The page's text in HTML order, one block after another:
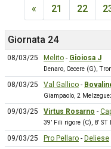
« 21 22
Giornata 24
08/03/25 Melito - Gioiosa J
Denaro, Cecere (G),
08/03/25 Val Gallico -
Giampaolo, 2
09/03/25 Virtus Rosarno -
39’ Fili rigore (C), 8’ ST
09/03/25 Pro Pellaro - Deliese